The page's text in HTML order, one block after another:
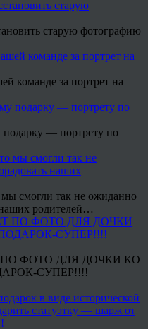
старую фотографию
команде за портрет на
— портрету по
смогли так не ожиданно
родителей…
ФОТО ДЛЯ ДОЧКИ КО
СУПЕР!!!!